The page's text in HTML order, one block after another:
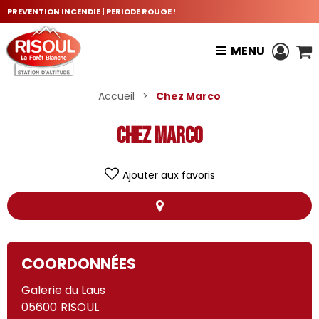
PREVENTION INCENDIE | PERIODE ROUGE !
MENU
Accueil > Chez Marco
Chez Marco
Ajouter aux favoris
COORDONNÉES
Galerie du Laus
05600 RISOUL
Chez Marco
+
−